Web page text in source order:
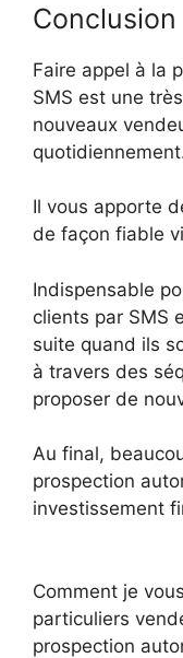
Conclusion
Faire appel à la
SMS est une
nouveaux
Il vous apporte
de façon fiable
Indispensable
clients par SMS
suite quand ils
à travers des
proposer de
Au final,
prospection
investissement
Comment je
particuliers
prospection